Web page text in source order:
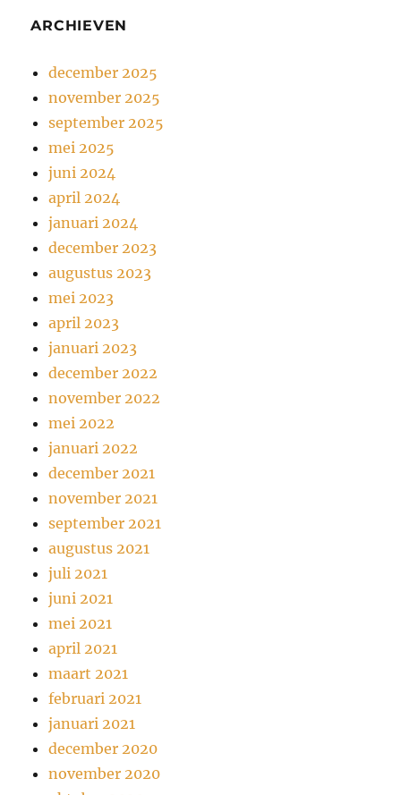
ARCHIEVEN
december 2025
november 2025
september 2025
mei 2025
juni 2024
april 2024
januari 2024
december 2023
augustus 2023
mei 2023
april 2023
januari 2023
december 2022
november 2022
mei 2022
januari 2022
december 2021
november 2021
september 2021
augustus 2021
juli 2021
juni 2021
mei 2021
april 2021
maart 2021
februari 2021
januari 2021
december 2020
november 2020